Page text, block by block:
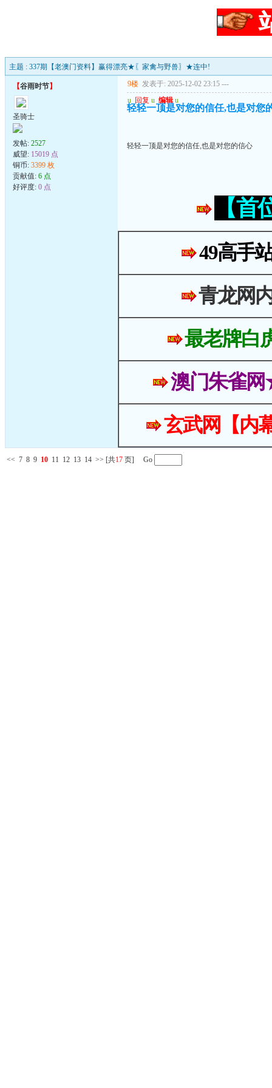
主题 : 337期【老澳门资料】赢得漂亮★〖家禽与野兽〗★连中!
【谷雨时节】
圣骑士
发帖: 2527
威望: 15019 点
铜币: 3399 枚
贡献值: 6 点
好评度: 0 点
9楼 发表于: 2025-12-02 23:15 ---
u 回复 u 编辑 u
轻轻一顶是对您的信任,也是对您
轻轻一顶是对您的信任,也是对您的信心
【
49高手
青龙网
最老牌白
澳门朱雀
玄武网【内
<< 7 8 9 10 11 12 13 14 >> [共17 页] Go